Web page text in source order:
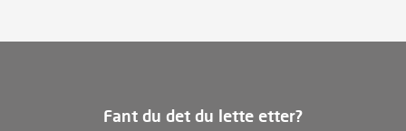
Fant du det du lette etter?